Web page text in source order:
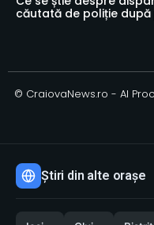
căutată de poliție
© CraiovaNews.ro - AI
Știri din alte orașe